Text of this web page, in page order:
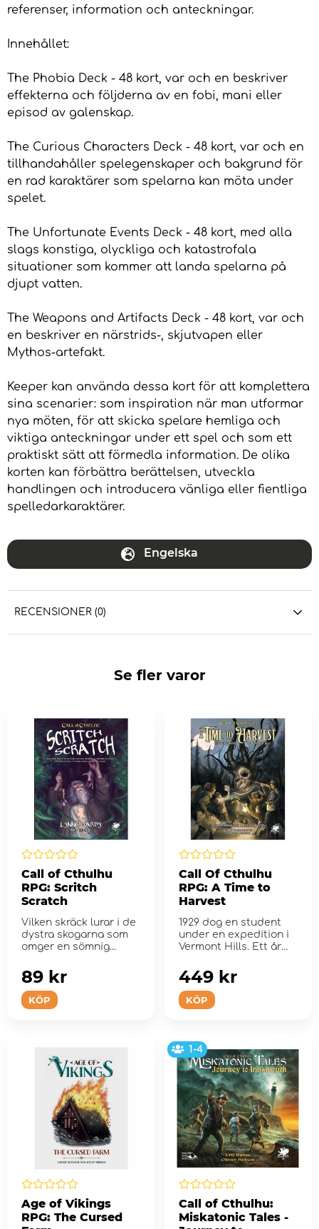
referenser, information och anteckningar.
Innehållet:
The Phobia Deck - 48 kort, var och en beskriver
effekterna och följderna av en fobi, mani eller
episod av galenskap.
The Curious Characters Deck - 48 kort, var och en
tillhandahåller spelegenskaper och bakgrund för
en rad karaktärer som spelarna kan möta under
spelet.
The Unfortunate Events Deck - 48 kort, med alla
slags konstiga, olyckliga och katastrofala
situationer som kommer att landa spelarna på
djupt vatten.
The Weapons and Artifacts Deck - 48 kort, var och
en beskriver en närstrids-, skjutvapen eller
Mythos-artefakt.
Keeper kan använda dessa kort för att komplettera
sina scenarier: som inspiration när man utformar
nya möten, för att skicka spelare hemliga och
viktiga anteckningar under ett spel och som ett
praktiskt sätt att förmedla information. De olika
korten kan förbättra berättelsen, utveckla
handlingen och introducera vänliga eller fientliga
spelledarkaraktärer.
Engelska
RECENSIONER (0)
Se fler varor
Call of Cthulhu
RPG: Scritch
Scratch
Vilken skräck lurar i de
dystra skogarna som
omger en sömnig
KÖP
89 kr
Call Of Cthulhu
RPG: A Time to
Harvest
1929 dog en student
under en expedition i
Vermont Hills. Ett år
KÖP
449 kr
Age of Vikings
RPG: The Cursed
1-4
Call of Cthulhu:
Miskatonic Tales -